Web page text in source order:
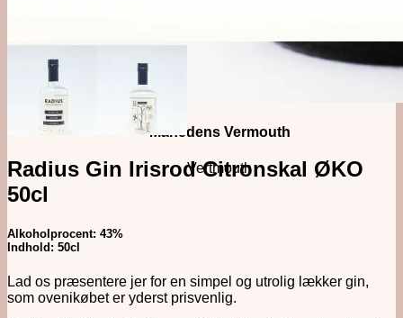
Månedens Vermouth
Vertmouth
Radius Gin Irisrod Citronskal ØKO
50cl
Alkoholprocent: 43%
Indhold: 50cl
Lad os præsentere jer for en simpel og utrolig lækker gin,
som ovenikøbet er yderst prisvenlig.